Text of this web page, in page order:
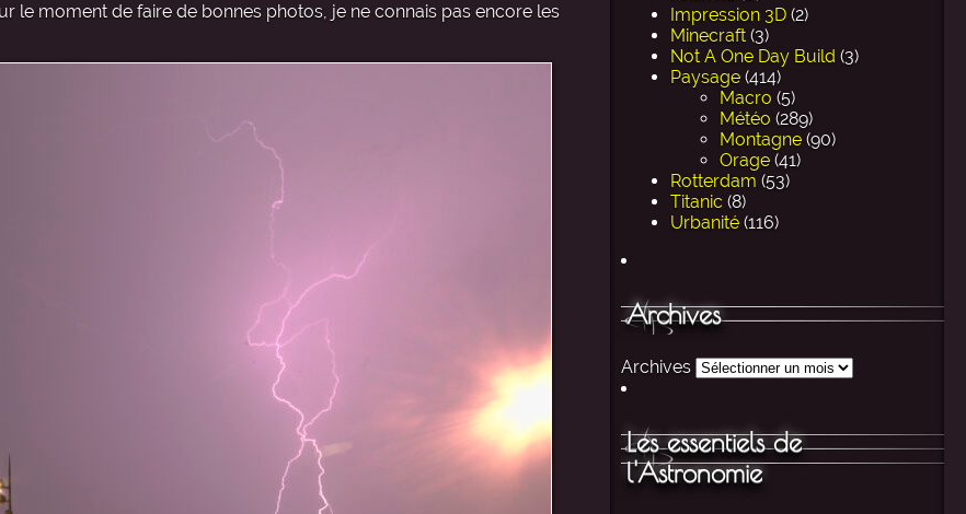
Impression 3D (2)
Minecraft (3)
Not A One Day Build (3)
Paysage (414)
Macro (5)
Météo (289)
Montagne (90)
Orage (41)
Rotterdam (53)
Titanic (8)
Urbanité (116)
Archives
Archives
Les essentiels de
l'Astronomie
le moment de faire de bonnes photos, je ne connais pas encore les